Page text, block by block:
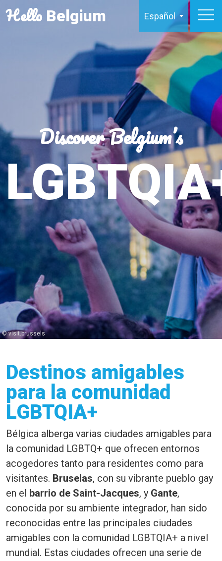
Hello Belgium Español
© visit.brussels
Discover Belgium’s
Destinos amigables
para la comunidad
LGBTQIA+
Bélgica alberga varias ciudades amigables para
la comunidad LGBTQ+ que ofrecen entornos
acogedores tanto para residentes como para
visitantes. Bruselas, con su vibrante pueblo gay
en el barrio de Saint-Jacques, y Gante,
conocida por su ambiente integrador, han sido
reconocidas entre las principales ciudades
amigables con la comunidad LGBTQIA+ a nivel
mundial. Estas ciudades ofrecen una serie de